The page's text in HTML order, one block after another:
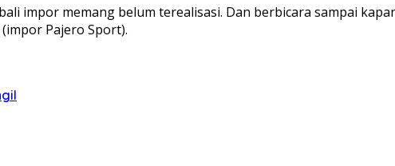
impor memang belum terealisasi. Dan berbicara sampai
Pajero Sport).